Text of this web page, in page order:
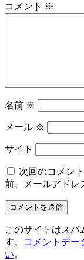
コメント ※
名前 ※
メール ※
サイト
次回のコメン
前、メールアドレ
このサイトはスパ
す。
コメントデー
い。